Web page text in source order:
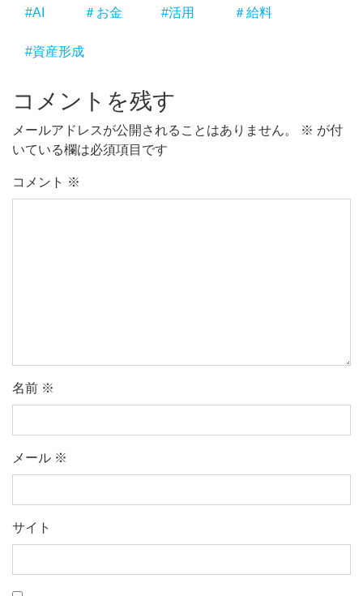
#AI ＃お金 #活用 ＃給料
#資産形成
コメントを残す
メールアドレスが公開されることはありません。 ※ が付
いている欄は必須項目です
コメント ※
名前 ※
メール ※
サイト